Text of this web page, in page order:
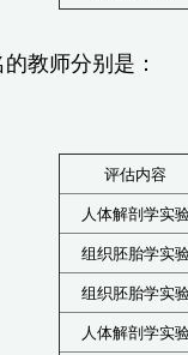
教师分别是：
评估内容
人体解剖学实
组织胚胎学实
组织胚胎学实
人体解剖学实